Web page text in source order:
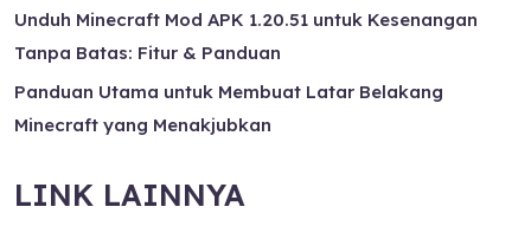
Unduh Minecraft Mod APK 1.20.51 untuk Kesenangan
Tanpa Batas: Fitur & Panduan
Panduan Utama untuk Membuat Latar Belakang
Minecraft yang Menakjubkan
LINK LAINNYA